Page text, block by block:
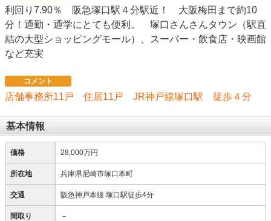
利回り7.90％ 阪急塚口駅４分駅近！ 大阪梅田まで約10
分！通勤・通学にとても便利。 塚口さんさんタウン（駅直
結の大型ショッピングモール）、スーパー・飲食店・映画館
など充実
コメント
店舗事務所11戸 住居11戸 JR神戸線塚口駅 徒歩４分
基本情報
価格 28,000万円
所在地 兵庫県尼崎市塚口本町
交通 阪急神戸本線 塚口駅徒歩4分
間取り －